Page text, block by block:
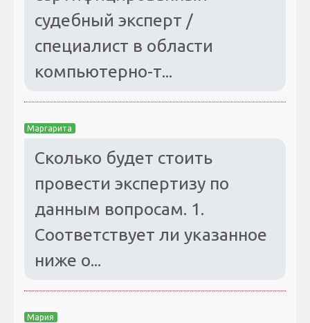
судебный эксперт /
специалист в области
компьютерно-т...
Маргарита
Сколько будет стоить
провести экспертизу по
данным вопросам. 1.
Соответствует ли указанное
ниже о...
Мария